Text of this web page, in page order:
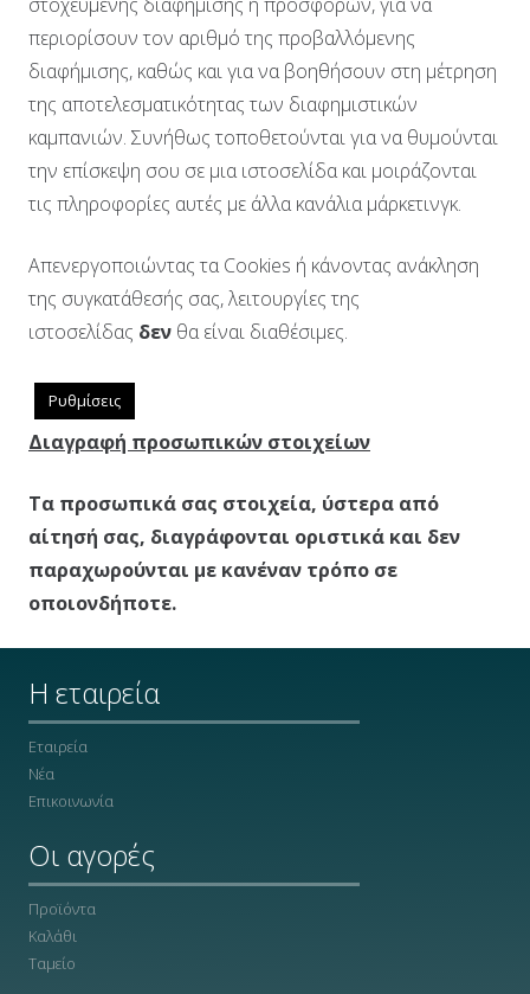
περιορίσουν τον αριθμό της προβαλλόμενης
διαφήμισης, καθώς και για να βοηθήσουν στη μέτρηση
της αποτελεσματικότητας των διαφημιστικών
καμπανιών. Συνήθως τοποθετούνται για να θυμούνται
την επίσκεψη σου σε μια ιστοσελίδα και μοιράζονται
τις πληροφορίες αυτές με άλλα κανάλια μάρκετινγκ.
Απενεργοποιώντας τα Cookies ή κάνοντας ανάκληση
της συγκατάθεσής σας, λειτουργίες της
ιστοσελίδας δεν θα είναι διαθέσιμες.
Ρυθμίσεις
Διαγραφή προσωπικών στοιχείων
Τα προσωπικά σας στοιχεία, ύστερα από
αίτησή σας, διαγράφονται οριστικά και δεν
παραχωρούνται με κανέναν τρόπο σε
οποιονδήποτε.
Η εταιρεία
Εταιρεία
Νέα
Επικοινωνία
Οι αγορές
Προϊόντα
Καλάθι
Ταμείο